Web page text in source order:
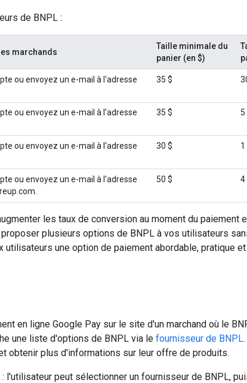
de BNPL :
marchands
Taille minimale du
panier (en $)
ou envoyez un e-mail à l'adresse
35 $
ou envoyez un e-mail à l'adresse
35 $ 5
ou envoyez un e-mail à l'adresse
30 $ 1
ou envoyez un e-mail à l'adresse
50 $ 4
les taux de conversion au moment du paiement
proposer plusieurs options de BNPL à vos utilisateurs
utilisateurs une option de paiement abordable, pratique
en ligne Google Pay sur le site d'un marchand où le
une liste d'options de BNPL via le fournisseur de BNPL
obtenir plus d'informations sur leur offre de produits.
: l'utilisateur peut sélectionner un fournisseur de BNPL,